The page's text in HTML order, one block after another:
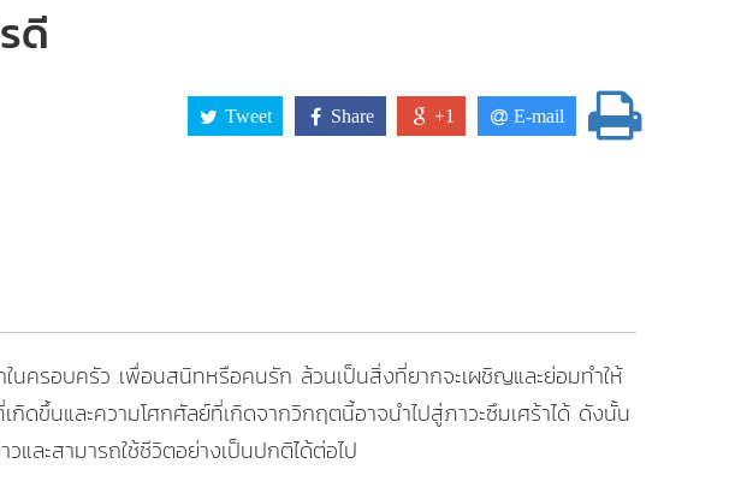
ดี
Tweet Share +1 E-mail
นครอบครัว เพื่อนสนิทหรือคนรัก ล้วนเป็นสิ่งที่ยากจะเผชิญและย่อมทำให้
กิดขึ้นและความโศกศัลย์ที่เกิดจากวิกฤตนี้อาจนำไปสู่ภาวะซึมเศร้าได้ ดังนั้น
ละสามารถใช้ชีวิตอย่างเป็นปกติได้ต่อไป